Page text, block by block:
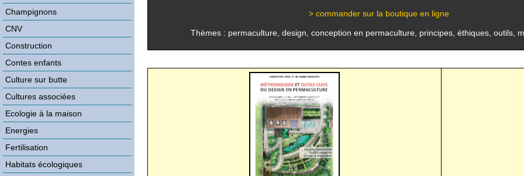
Champignons
CNV
Construction
Contes enfants
Culture sur butte
Cultures associées
Ecologie à la maison
Energies
Fertilisation
Habitats écologiques
> commander sur la boutique en ligne
Thèmes : permaculture, design, conception en permaculture, principes, éthiques, outils,